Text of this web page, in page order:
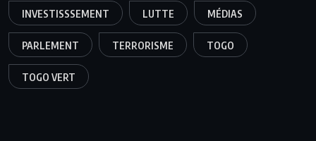
INVESTISSSEMENT LUTTE MÉDIAS
PARLEMENT TERRORISME TOGO
TOGO VERT